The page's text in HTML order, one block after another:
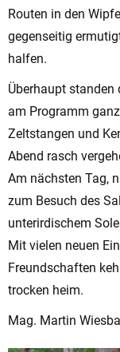
Routen in den
gegenseitig
halfen.
Überhaupt
am Programm
Zeltstangen und
Abend rasch
Am nächsten Tag,
zum Besuch des
unterirdischem
Mit vielen neuen
Freundschaften
trocken heim.
Mag. Martin